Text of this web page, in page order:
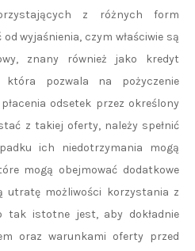
z różnych form
wyjaśnienia, czym właściwie są
znany również jako kredyt
która pozwala na pożyczenie
odsetek przez określony
z takiej oferty, należy spełnić
ich niedotrzymania mogą
mogą obejmować dodatkowe
utratę możliwości korzystania z
tak istotne jest, aby dokładnie
oraz warunkami oferty przed